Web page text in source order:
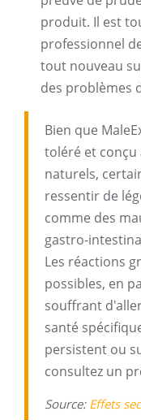
produit. Il est
professionnel
tout nouveau
des problèmes
Bien que
toléré et conçu
naturels,
ressentir de
comme des
gastro-
Les réactions
possibles, en
souffrant
santé
persistent ou
consultez un
Source: Effets